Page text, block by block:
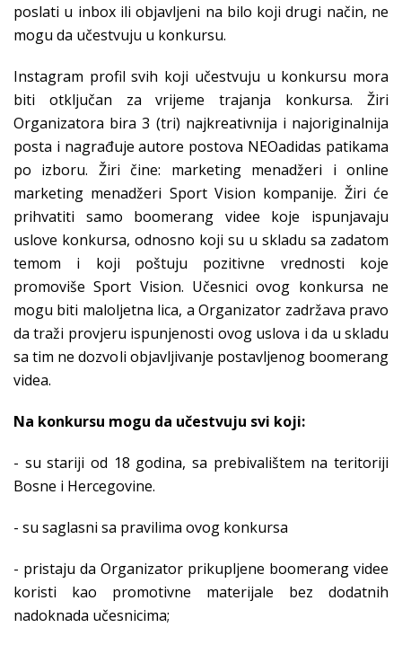
poslati u inbox ili objavljeni na bilo koji drugi način, ne
mogu da učestvuju u konkursu.
Instagram profil svih koji učestvuju u konkursu mora
biti otključan za vrijeme trajanja konkursa. Žiri
Organizatora bira 3 (tri) najkreativnija i najoriginalnija
posta i nagrađuje autore postova NEOadidas patikama
po izboru. Žiri čine: marketing menadžeri i online
marketing menadžeri Sport Vision kompanije. Žiri će
prihvatiti samo boomerang videe koje ispunjavaju
uslove konkursa, odnosno koji su u skladu sa zadatom
temom i koji poštuju pozitivne vrednosti koje
promoviše Sport Vision. Učesnici ovog konkursa ne
mogu biti maloljetna lica, a Organizator zadržava pravo
da traži provjeru ispunjenosti ovog uslova i da u skladu
sa tim ne dozvoli objavljivanje postavljenog boomerang
videa.
Na konkursu mogu da učestvuju svi koji:
- su stariji od 18 godina, sa prebivalištem na teritoriji
Bosne i Hercegovine.
- su saglasni sa pravilima ovog konkursa
- pristaju da Organizator prikupljene boomerang videe
koristi kao promotivne materijale bez dodatnih
nadoknada učesnicima;